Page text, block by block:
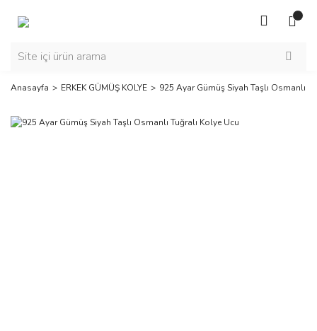
Anasayfa ERKEK GÜMÜŞ KOLYE 925 Ayar Gümüş Siyah Taşlı Osmanlı